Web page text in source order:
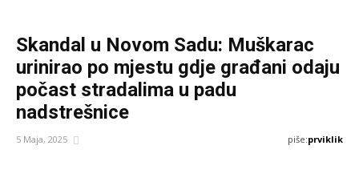
Skandal u Novom Sadu: Muškarac
urinirao po mjestu gdje građani odaju
počast stradalima u padu
nadstrešnice
5 Maja, 2025 piše:prviklik